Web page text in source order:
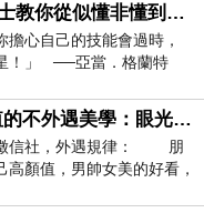
技能密碼：MIT博士教你從似懂非懂到穩定輸出，把專業變事業的職能升級攻略 /麥特．比恩(容錯)
擔心自己的技能會過時，
！」 ──亞當．格蘭特
IG徵信社，高顏值的不外遇美學：眼光太高也是一種防禦，為了證明我長得好看，我決定一輩子不外遇！
信社，外遇規律： 朋
顏值，男帥女美的好看，
不外遇。」